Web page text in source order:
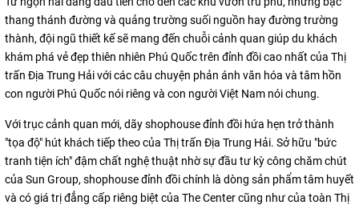
thang thánh đường và quảng trường suối nguồn hay đường trường
thành, đội ngũ thiết kế sẽ mang đến chuỗi cảnh quan giúp du khách
khám phá vẻ đẹp thiên nhiên Phú Quốc trên đỉnh đồi cao nhất của Thị
trấn Địa Trung Hải với các câu chuyện phản ánh văn hóa và tâm hồn
con người Phú Quốc nói riêng và con người Việt Nam nói chung.
Với trục cảnh quan mới, dãy shophouse đỉnh đồi hứa hẹn trở thành
"tọa độ" hút khách tiếp theo của Thị trấn Địa Trung Hải. Sở hữu "bức
tranh tiện ích" đậm chất nghệ thuật nhờ sự đầu tư kỳ công chăm chút
của Sun Group, shophouse đỉnh đồi chính là dòng sản phẩm tâm huyết
và có giá trị đẳng cấp riêng biệt của The Center cũng như của toàn Thị